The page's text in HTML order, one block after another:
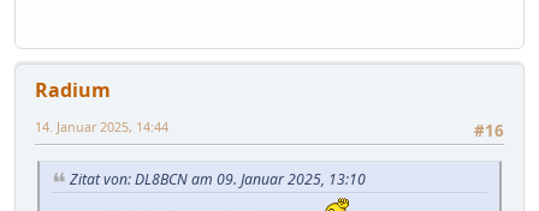
Radium
#16
14. Januar 2025, 14:44
Zitat von: DL8BCN am 09. Januar 2025, 13:10